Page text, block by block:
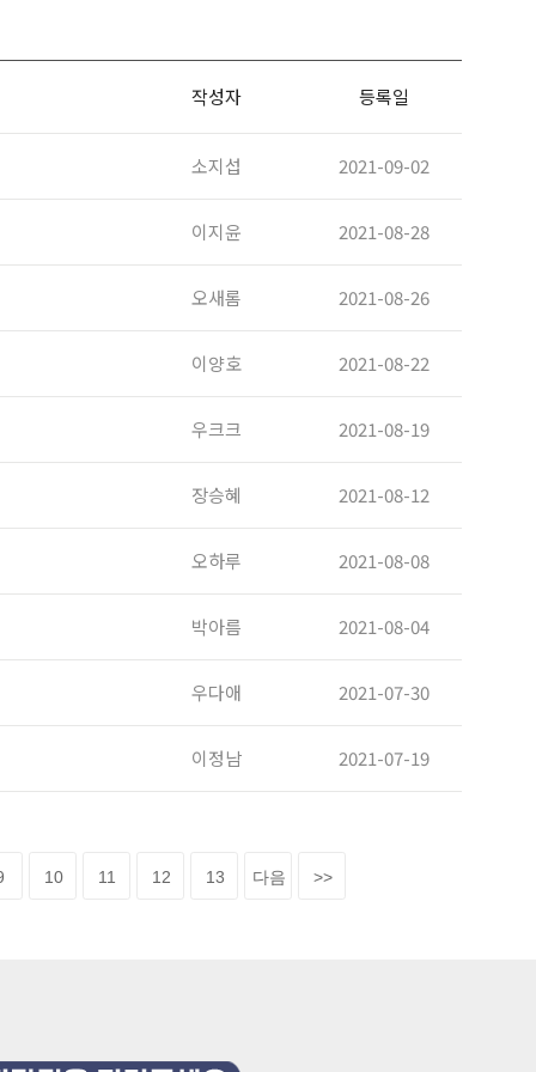
작성자 등록일
소지섭 2021-09-02
이지윤 2021-08-28
오새롬 2021-08-26
이양호 2021-08-22
우크크 2021-08-19
장승혜 2021-08-12
오하루 2021-08-08
박아름 2021-08-04
우다애 2021-07-30
이정남 2021-07-19
10 11 12 13 다음 >>